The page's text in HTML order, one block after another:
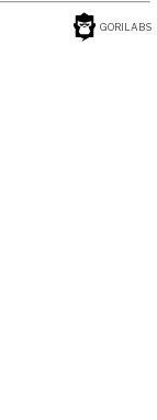
GORILABS